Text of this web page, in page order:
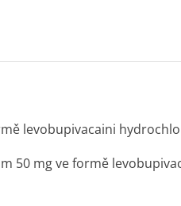
levobupivacaini
50 mg ve formě